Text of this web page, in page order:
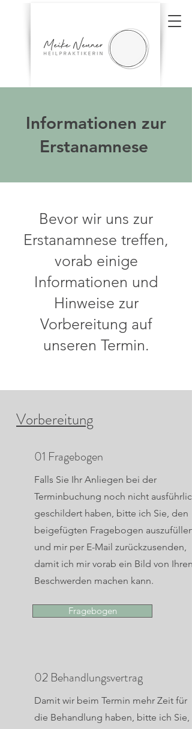
Informationen zur
Erstanamnese
Bevor wir uns zur
Erstanamnese treffen,
vorab einige
Informationen und
Hinweise zur
Vorbereitung auf
unseren Termin.
Vorbereitung
01 Fragebogen
Falls Sie Ihr Anliegen bei der
Terminbuchung noch nicht ausführlich
geschildert haben, bitte ich Sie, den
beigefügten Fragebogen auszufüllen
und mir per E-Mail zurückzusenden,
damit ich mir vorab ein Bild von Ihren
Beschwerden machen kann.
02 Behandlungsvertrag
Damit wir beim Termin mehr Zeit für
die Behandlung haben, bitte ich Sie,
Fragebogen